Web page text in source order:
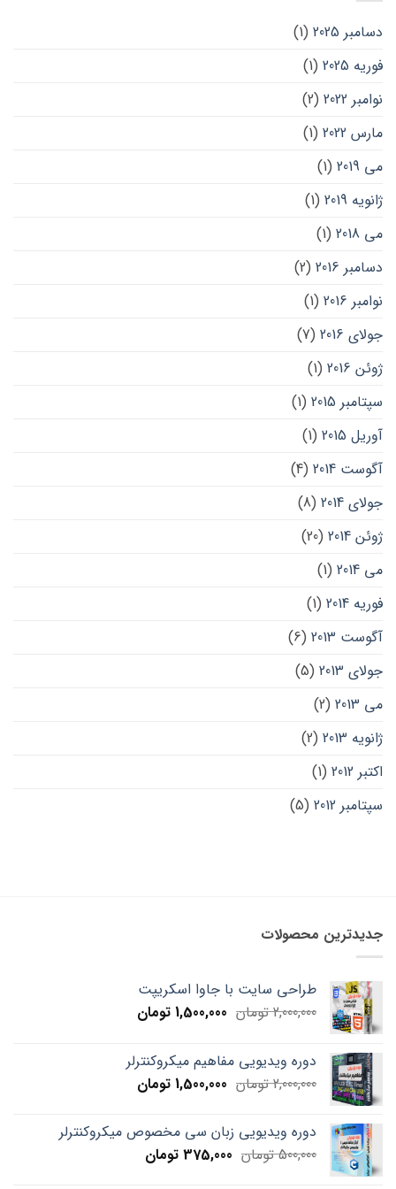
دسامبر 2025
(1)
فوریه 2025
(1)
نوامبر 2022
(2)
مارس 2022
(1)
می 2019
(1)
ژانویه 2019
(1)
می 2018
(1)
دسامبر 2016
(2)
نوامبر 2016
(1)
جولای 2016
(7)
ژوئن 2016
(1)
سپتامبر 2015
(1)
آوریل 2015
(1)
آگوست 2014
(4)
جولای 2014
(8)
ژوئن 2014
(20)
می 2014
(1)
فوریه 2014
(1)
آگوست 2013
(6)
جولای 2013
(5)
می 2013
(2)
ژانویه 2013
(2)
اکتبر 2012
(1)
سپتامبر 2012
(5)
جدیدترین محصولات
طراحی سایت با جاوا اسکریپت
2,000,000 تومان Original
2,000,000 تومان.
1,500,000 تومانCurrent
1,500,000 تومان.دوره ویدیویی مفاهیم میکروکنترلر
2,000,000 تومان Original
2,000,000 تومان.
1,500,000 تومانCurrent
1,500,000 تومان.
دوره ویدیویی زبان سی مخصوص میکروکنترلر
500,000 تومان Original
375,000 تومانCurrent